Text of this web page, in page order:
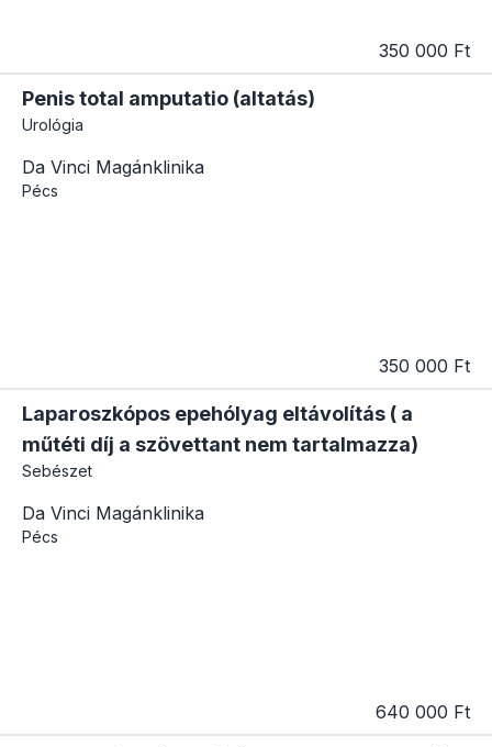
350 000 Ft
Penis total amputatio (altatás)
Urológia
Da Vinci Magánklinika
Pécs
350 000 Ft
Laparoszkópos epehólyag eltávolítás ( a
műtéti díj a szövettant nem tartalmazza)
Sebészet
Da Vinci Magánklinika
Pécs
640 000 Ft